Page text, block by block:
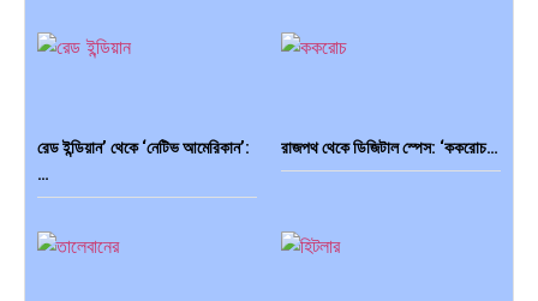
পৃথিবীতে বর্তমানে মোট দেশের সংখ্যা…
রেড ইন্ডিয়ান’ থেকে ‘নেটিভ আমেরিকান’:
…
রাজপথ থেকে ডিজিটাল স্পেস: ‘ককরোচ…